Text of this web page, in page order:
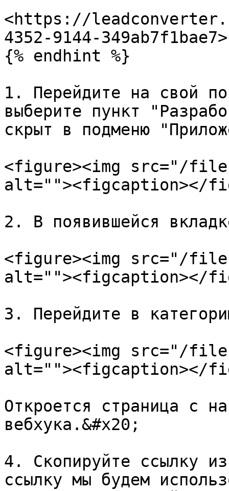
<https://
4352-9144-349ab7f1bae7>
{% endhint %}
1. Перейдите на свой
выберите пункт
скрыт в подменю
<figure><img src="/
alt=""><figcaption></
2. В появившейся
<figure><img src="/files/
alt=""><figcaption></
3. Перейдите в
<figure><img src="/files/
alt=""><figcaption></
Откроется страница с
вебхука.&#x20;
4. Скопируйте ссылку
ссылку мы будем